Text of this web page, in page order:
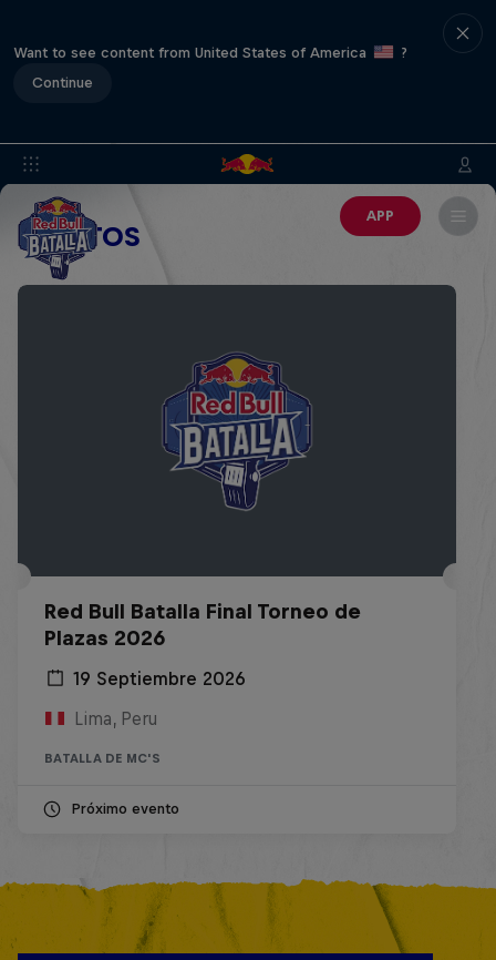
Want to see content from United States of America
?
Continue
APP
EVENTOS
Red Bull Batalla Final Torneo de
Plazas 2026
19 Septiembre 2026
Lima, Peru
BATALLA DE MC'S
Próximo evento